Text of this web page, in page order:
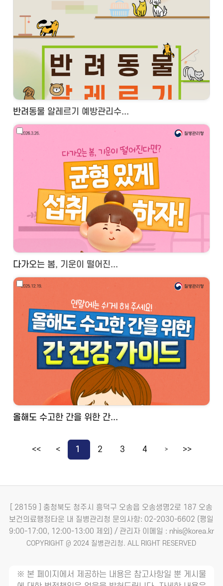
반려동물 알레르기 예방관리수...
다가오는 봄, 기운이 떨어진...
올해도 수고한 간을 위한 간...
<< < 1 2 3 4 > >>
[ 28159 ] 충청북도 청주시 흥덕구 오송읍 오송생명2로 187 오송
보건의료행정타운 내 질병관리청 문의사항: 02-2030-6602 (평일
9:00-17:00, 12:00-13:00 제외) / 관리자 이메일 : nhis@korea.kr
COPYRIGHT @ 2024 질병관리청. ALL RIGHT RESERVED
※ 본 페이지에서 제공하는 내용은 참고사항일 뿐 게시물